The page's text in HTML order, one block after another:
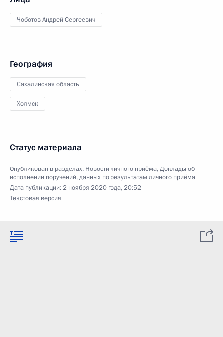
Чоботов Андрей Сергеевич
География
Сахалинская область
Холмск
Статус материала
Опубликован в разделах: Новости личного приёма,Доклады об
исполнении поручений, данных по результатам личного приёма
Дата публикации:2 ноября 2020 года, 20:52
Текстовая версия